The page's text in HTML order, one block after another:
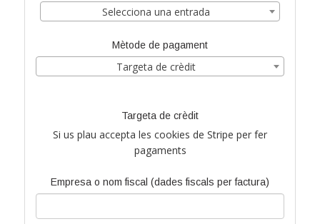
Selecciona una entrada
Mètode de pagament
Targeta de crèdit
Targeta de crèdit
Si us plau accepta les cookies de Stripe per fer
pagaments
Empresa o nom fiscal (dades fiscals per factura)